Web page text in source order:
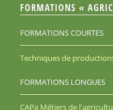
FORMATIONS «
FORMATIONS COURTES
Techniques de
FORMATIONS LONGUES
CAPa Métiers de